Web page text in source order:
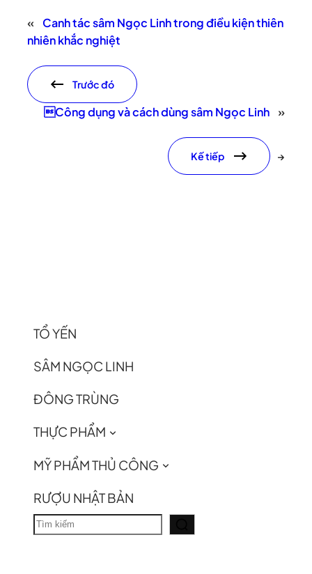
«
Canh tác sâm Ngọc Linh trong điều kiện thiên
nhiên khắc nghiệt
Trước đó
Công dụng và cách dùng sâm Ngọc Linh »
Kế tiếp →
TỔ YẾN
SÂM NGỌC LINH
ĐÔNG TRÙNG
THỰC PHẨM
MỸ PHẨM THỦ CÔNG
RƯỢU NHẬT BẢN
T